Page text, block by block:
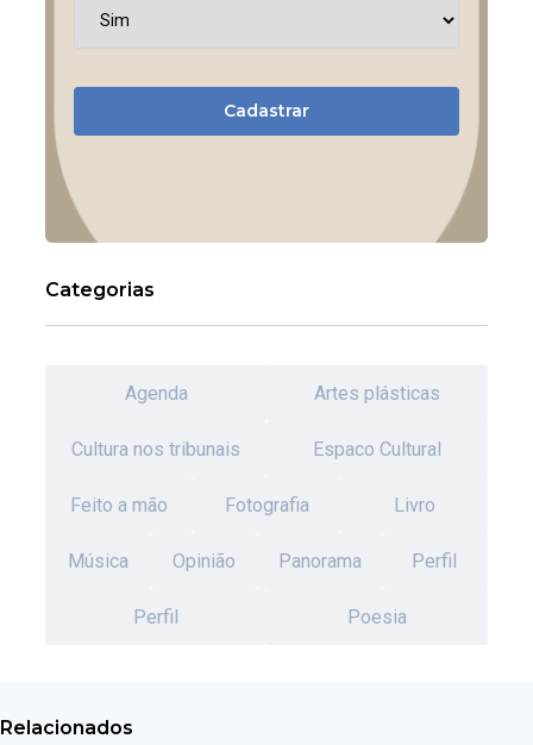
Cadastrar
Categorias
Agenda Artes plásticas
Cultura nos tribunais Espaco Cultural
Feito a mão Fotografia Livro
Música Opinião Panorama Perfil
Perfil Poesia
Relacionados